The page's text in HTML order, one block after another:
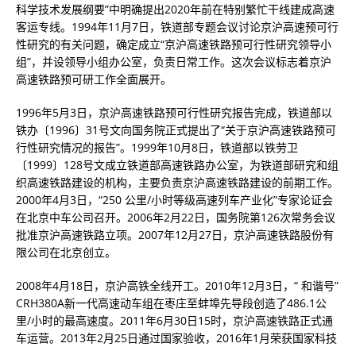
科学技术发展纲要”中明确提出2020年前在特别繁忙干线建成高速
客运专线。1994年11月7日，铁道部专题会议讨论京沪高速预可行
性研究的有关问题，确定成立“京沪高速铁路预可行性研究领导小
组”，并设领导小组办公室，负责日常工作。这次会议标志着京沪
高速铁路预可研工作全面展开。
1996年5月3日，京沪高速铁路预可行性研究报告完成，铁道部以
铁办〔1996〕31号文向国务院正式提出了“关于京沪高速铁路预可
行性研究情况的报告”。1999年10月8日，铁道部以铁劳卫
〔1999〕128号文成立铁道部高速铁路办公室，为铁道部研究和组
织高速铁路建设的机构，主要负责京沪高速铁路建设的前期工作。
2000年4月3日，“250 公里/小时等级高速列车产业化”专家论证会
在北京中车公司召开。2006年2月22日，国务院第126次常务会议
批准京沪高速铁路立项。2007年12月27日，京沪高速铁路股份有
限公司在北京创立。
2008年4月18日，京沪高铁全线开工。2010年12月3日，“ 和谐号”
CRH380A新一代高速动车组在枣庄至蚌埠先导段创造了486.1公
里/小时的最高速度。2011年6月30日15时，京沪高速铁路正式通
车运营。2013年2月25日通过国家验收，2016年1月荣获国家科技